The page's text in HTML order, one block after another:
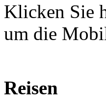
Klicken Sie
um die
Reisen